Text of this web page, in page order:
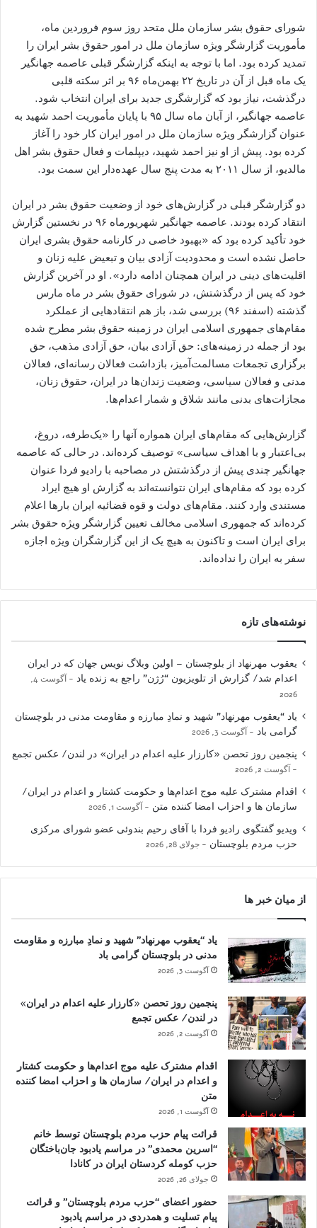
شورای حقوق بشر سازمان ملل متحد روز سوم فروردین ماه،
مأموریت گزارشگر ویژه سازمان ملل در امور حقوق ‌بشر ایران را
تمدید کرده بود. اما با توجه به اینکه گزارشگر قبلی عاصمه جهانگیر
یک ماه قبل از آن در تاریخ ۲۲ بهمن‌ماه ۹۶ بر اثر سکته قلبی
درگذشت، نیاز بود که گزارشگری جدید برای ایران انتخاب شود.
عاصمه جهانگیر، از آبان ماه سال ۹۵ با پایان مأموریت احمد شهید به
عنوان گزارشگر ویژه سازمان ملل در امور ایران کار خود را آغاز
کرده بود. پیش از او نیز احمد شهید، دیپلمات و فعال حقوق بشر اهل
مالدیو، از سال ۲۰۱۱ به مدت پنج سال عهده‌دار این سمت بود.
دو گزارشگر قبلی در گزارش‌های خود از وضعیت حقوق بشر در ایران
انتقاد کرده بودند. عاصمه جهانگیر شهریورماه ۹۶ در نخستین گزارش
خود تأکید کرده بود که «بهبود خاصی در کارنامه حقوق بشری ایران
حاصل نشده‌ است و محدودیت آزادی بیان و تبعیض علیه زنان و
اقلیت‌های دینی در ایران همچنان ادامه دارد». او در آخرین گزارش
خود که پس از درگذشتش، در شورای حقوق بشر در ماه مارس
گذشته (اسفند ۹۶) بررسی شد، باز هم انتقادهایی از عملکرد
مقام‌های جمهوری اسلامی ایران در زمینه حقوق بشر مطرح شده
بود از جمله در زمینه‌های: حق آزادی بیان، حق آزادی مذهب، حق
برگزاری تجمعات مسالمت‌آمیز، بازداشت فعالان رسانه‌ای، فعالان
مدنی و فعالان سیاسی، وضعیت زندان‌ها در ایران، حقوق زنان،‌
مجازات‌های بدنی مانند شلاق و شمار اعدام‌ها.
گزارش‌هایی که مقام‌های ایران همواره آنها را «یک‌طرفه، دروغ،
بی‌اعتبار و با اهداف سیاسی» توصیف کرده‌اند. در حالی که عاصمه
جهانگیر چندی پیش از درگذشتش در مصاحبه‌ با رادیو فردا عنوان
کرده بود که مقام‌های ایران نتوانسته‌اند به گزارش او هیچ ایراد
مستندی وارد کنند. مقام‌های دولت و قوه قضائیه ایران بارها اعلام
کرده‌اند که جمهوری اسلامی مخالف تعیین گزارشگر ویژه حقوق بشر
برای ایران است و تاکنون به هیچ یک از این گزارشگران ویژه اجازه
سفر به ایران را نداده‌اند.
نوشته‌های تازه
یعقوب مهرنهاد از بلوچستان – اولین وبلاگ نویس جهان که در ایران
اعدام شد/ گزارش از تلویزیون “رُژن” راجع به زنده یاد
آگوست 4,
2026
یاد “یعقوب مهرنهاد” شهید و نمادِ مبارزه و مقاومت مدنی در بلوچستان
گرامی باد
آگوست 3, 2026
پنجمین روز تحصن «کارزار علیه اعدام در ایران» در لندن/ عکس تجمع
آگوست 2, 2026
اقدام مشترک علیه موج اعدام‌ها و حکومت کشتار و اعدام در ایران/
سازمان ها و احزاب امضا کننده متن
آگوست 1, 2026
ویدیو گفتگوی رادیو فردا با آقای رحیم بندوئی عضو شورای مرکزی
حزب مردم بلوچستان
جولای 28, 2026
از میان خبر ها
یاد “یعقوب مهرنهاد” شهید و نمادِ مبارزه و مقاومت
مدنی در بلوچستان گرامی باد
آگوست 3, 2026
پنجمین روز تحصن «کارزار علیه اعدام در ایران»
در لندن/ عکس تجمع
آگوست 2, 2026
اقدام مشترک علیه موج اعدام‌ها و حکومت کشتار
و اعدام در ایران/ سازمان ها و احزاب امضا کننده
متن
آگوست 1, 2026
قرائت پیام حزب مردم بلوچستان توسط خانم
“اسرین محمدی” در مراسم یادبود جان‌باختگان
حزب کومله کردستان ایران در کانادا
جولای 26, 2026
حضور اعضای “حزب مردم بلوچستان” و قرائت
پیام تسلیت و همدردی در مراسم یادبود